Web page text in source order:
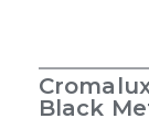
Black